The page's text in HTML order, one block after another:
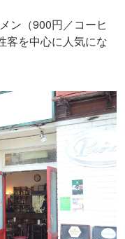
ン（900円／コーヒ
客を中心に人気にな